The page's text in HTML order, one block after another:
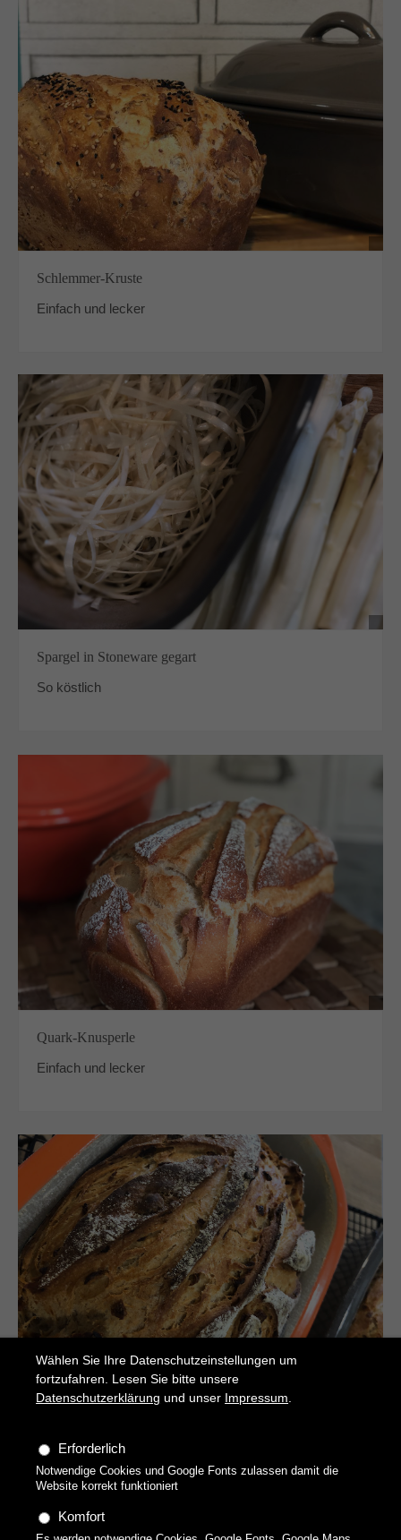
Schlemmer-Kruste
Einfach und lecker
Spargel in Stoneware gegart
So köstlich
Quark-Knusperle
Einfach und lecker
Saftig, kross und köstlich
Wählen Sie Ihre Datenschutzeinstellungen um
fortzufahren. Lesen Sie bitte unsere
Datenschutzerklärung und unser Impressum.
Erforderlich
Notwendige Cookies und Google Fonts zulassen damit die
Website korrekt funktioniert
Komfort